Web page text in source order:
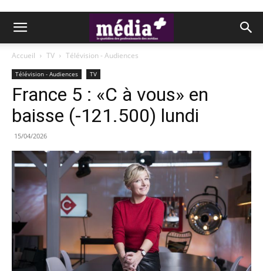
Accueil TV Télévision - Audiences
Télévision - Audiences TV
France 5 : «C à vous» en
baisse (-121.500) lundi
15/04/2026